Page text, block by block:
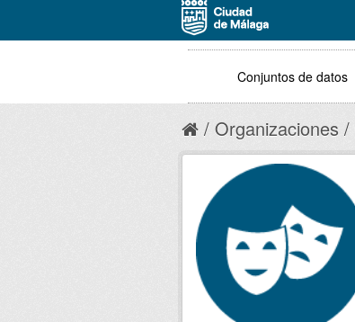
Conjuntos de datos
Organizaciones